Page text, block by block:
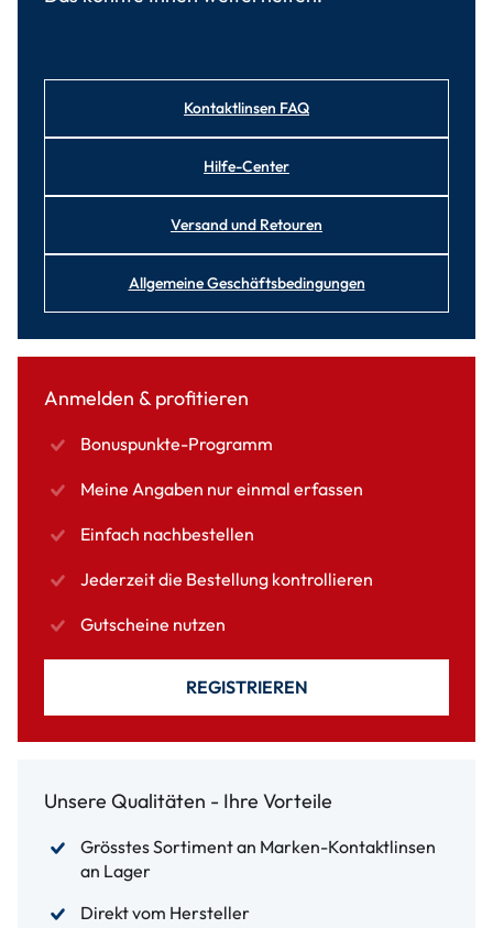
Kontaktlinsen FAQ
Hilfe-Center
Versand und Retouren
Allgemeine Geschäftsbedingungen
Anmelden & profitieren
Bonuspunkte-Programm
Meine Angaben nur einmal erfassen
Einfach nachbestellen
Jederzeit die Bestellung kontrollieren
Gutscheine nutzen
REGISTRIEREN
Unsere Qualitäten - Ihre Vorteile
Grösstes Sortiment an Marken-Kontaktlinsen
an Lager
Direkt vom Hersteller